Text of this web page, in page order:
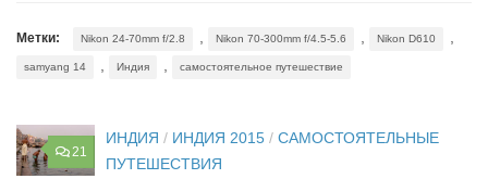
Метки: Nikon 24-70mm f/2.8 Nikon 70-300mm f/4.5-5.6 Nikon D610
samyang 14 Индия самостоятельное путешествие
21
ИНДИЯ / ИНДИЯ 2015 / САМОСТОЯТЕЛЬНЫЕ
ПУТЕШЕСТВИЯ